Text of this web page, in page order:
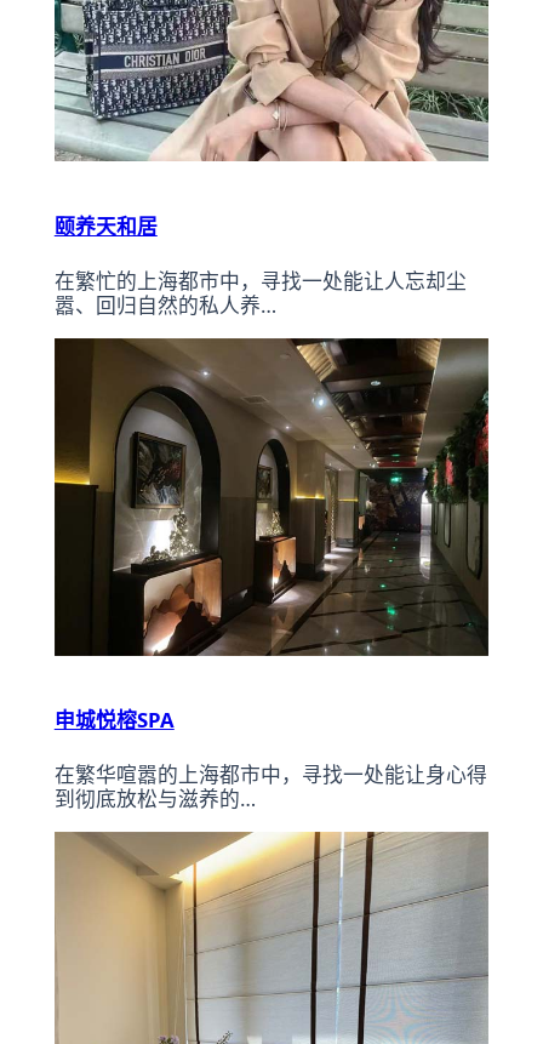
颐养天和居
在繁忙的上海都市中，寻找一处能让人忘却尘
嚣、回归自然的私人养…
申城悦榕SPA
在繁华喧嚣的上海都市中，寻找一处能让身心得
到彻底放松与滋养的…